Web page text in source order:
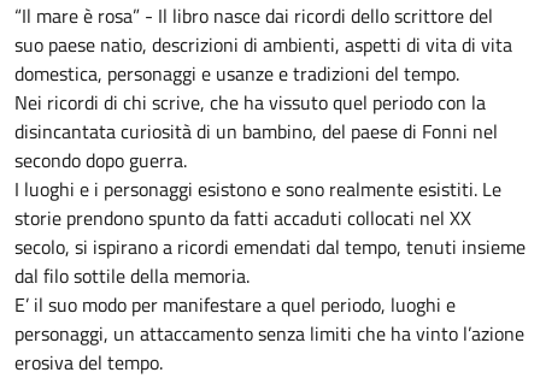
“Il mare è rosa” - Il libro nasce dai ricordi dello scrittore del
suo paese natio, descrizioni di ambienti, aspetti di vita di vita
domestica, personaggi e usanze e tradizioni del tempo.
Nei ricordi di chi scrive, che ha vissuto quel periodo con la
disincantata curiosità di un bambino, del paese di Fonni nel
secondo dopo guerra.
I luoghi e i personaggi esistono e sono realmente esistiti. Le
storie prendono spunto da fatti accaduti collocati nel XX
secolo, si ispirano a ricordi emendati dal tempo, tenuti insieme
dal filo sottile della memoria.
E’ il suo modo per manifestare a quel periodo, luoghi e
personaggi, un attaccamento senza limiti che ha vinto l’azione
erosiva del tempo.